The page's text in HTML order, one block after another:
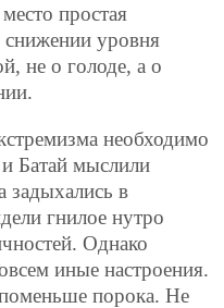
простая
снижении уровня
не о голоде, а о
необходимо
Батай мыслили
задыхались в
гнилое нутро
Однако
иные настроения.
порока. Не